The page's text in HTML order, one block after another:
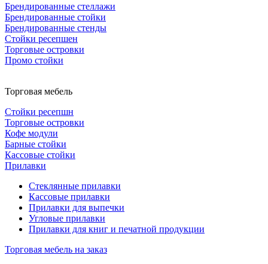
Брендированные стеллажи
Брендированные стойки
Брендированные стенды
Стойки ресепшен
Торговые островки
Промо стойки
Торговая мебель
Стойки ресепшн
Торговые островки
Кофе модули
Барные стойки
Кассовые стойки
Прилавки
Стеклянные прилавки
Кассовые прилавки
Прилавки для выпечки
Угловые прилавки
Прилавки для книг и печатной продукции
Торговая мебель на заказ